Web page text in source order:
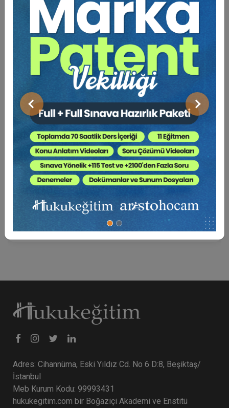
Önceki Sonraki
Video Eğitim Abonesi Ol: Sadece 5490 TL / Yıllık
Av. Oğuzhan ASLAN
Vergi Hukukunda Defter ve Belge Gizleme Suçu
Sepete Ekle
Adres: Cihannüma, Eski Yıldız Cd. No 6 D:8, Beşiktaş/
İstanbul
Meb Kurum Kodu: 99993431
hukukegitim.com bir Boğaziçi Akademi ve Enstitü